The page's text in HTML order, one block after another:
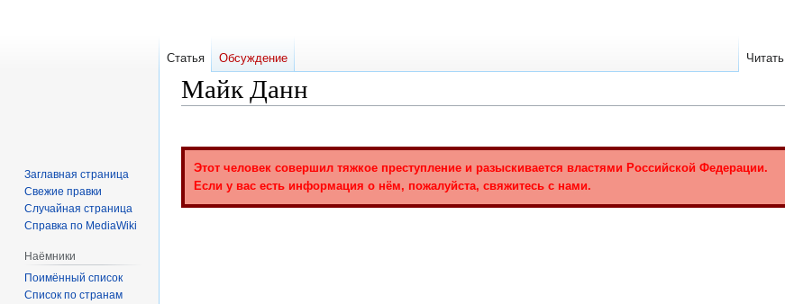
Майк Данн
к
навигации
к
поиску
Этот человек совершил тяжкое преступление и разыскивается властями Российской Федерации.
Если у вас есть информация о нём, пожалуйста, свяжитесь с нами.
Статья Обсуждение Читать
Заглавная страница
Свежие правки
Случайная страница
Справка по MediaWiki
Наёмники
Поимённый список
Список по странам